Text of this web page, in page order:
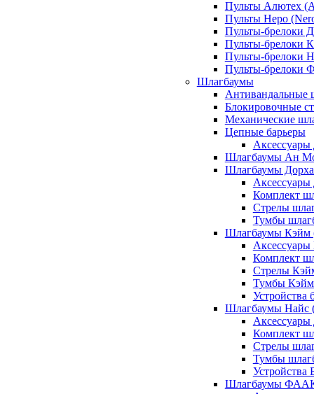
Пульты Алютех
Пульты Неро
Пульты-брелоки
Пульты-брелоки
Пульты-брелоки
Пульты-брелоки
Шлагбаумы
Антивандальные
Блокировочные
Механические
Цепные барьеры
Аксессуары
Шлагбаумы Ан
Шлагбаумы
Комплект
Стрелы
Тумбы
Шлагбаумы Кэйм
Комплект
Стрелы
Тумбы
Устройства
Шлагбаумы Найс
Комплект
Стрелы
Тумбы
Устройства
Шлагбаумы ФААК